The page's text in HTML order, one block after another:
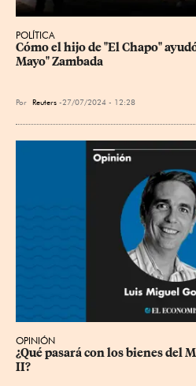
POLÍTICA
Cómo el hijo de "El Chapo"
Mayo" Zambada
Por Reuters 27/07/2024 - 12:28
OPINIÓN
¿Qué pasará con los bienes del
II?